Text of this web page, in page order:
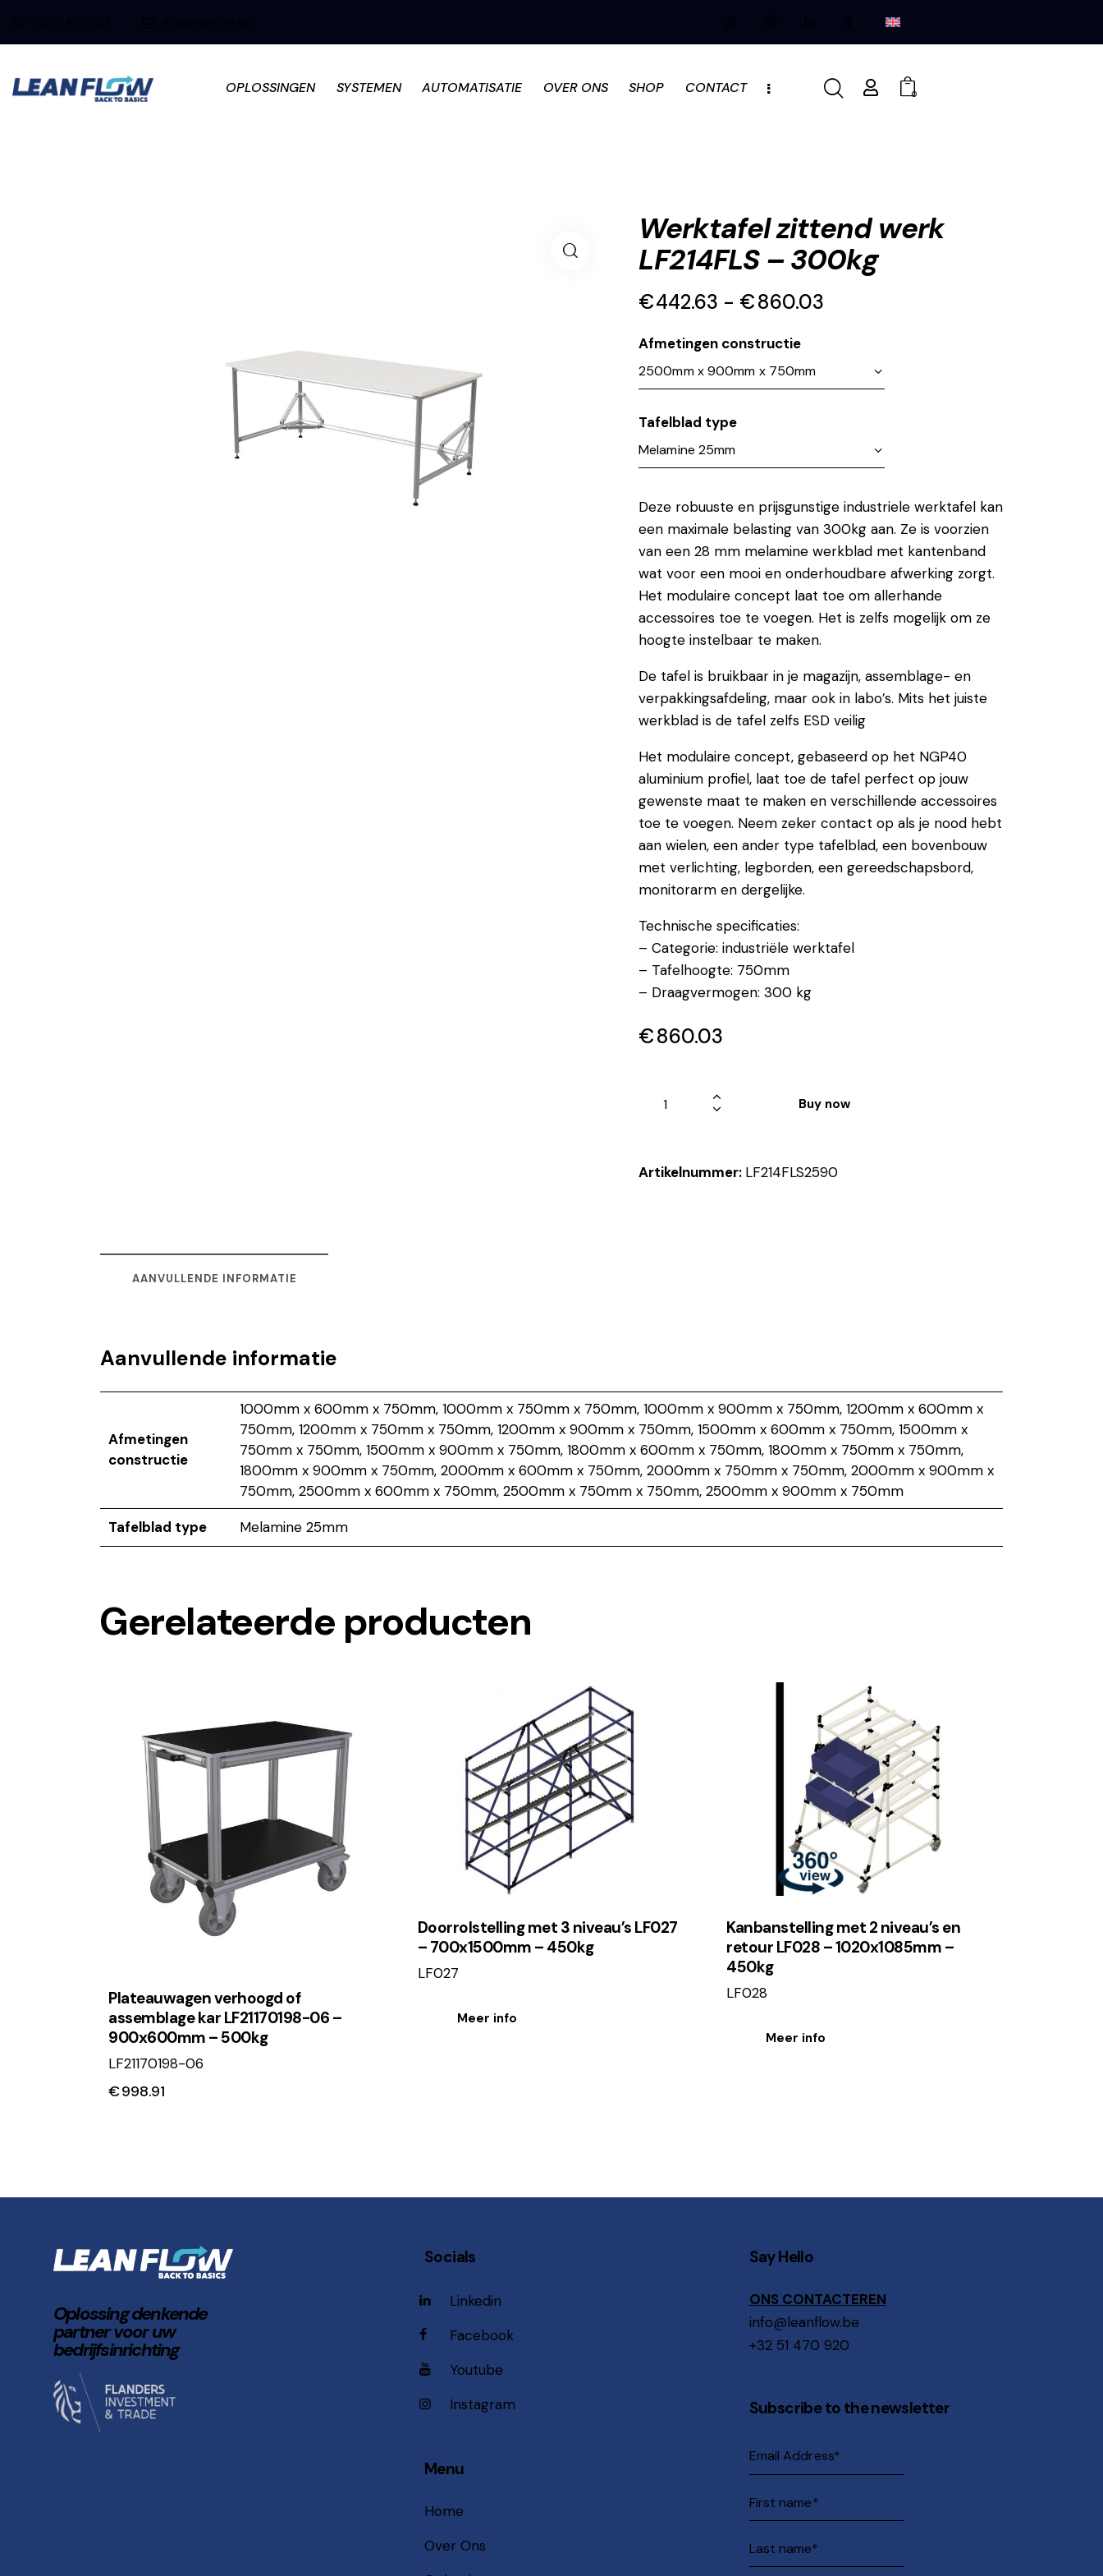
OPLOSSINGEN SYSTEMEN AUTOMATISATIE OVER ONS SHOP CONTACT 0
Werktafel zittend werk
LF214FLS – 300kg
€442.63 - €860.03
Afmetingen constructie
Tafelblad type
Deze robuuste en prijsgunstige industriele werktafel kan
een maximale belasting van 300kg aan. Ze is voorzien
van een 28 mm melamine werkblad met kantenband
wat voor een mooi en onderhoudbare afwerking zorgt.
Het modulaire concept laat toe om allerhande
accessoires toe te voegen. Het is zelfs mogelijk om ze
hoogte instelbaar te maken.
De tafel is bruikbaar in je magazijn, assemblage- en
verpakkingsafdeling, maar ook in labo’s. Mits het juiste
werkblad is de tafel zelfs ESD veilig
Het modulaire concept, gebaseerd op het NGP40
aluminium profiel, laat toe de tafel perfect op jouw
gewenste maat te maken en verschillende accessoires
toe te voegen. Neem zeker contact op als je nood hebt
aan wielen, een ander type tafelblad, een bovenbouw
met verlichting, legborden, een gereedschapsbord,
monitorarm en dergelijke.
Technische specificaties:
– Categorie: industriële werktafel
– Tafelhoogte: 750mm
– Draagvermogen: 300 kg
€860.03
Buy now
Artikelnummer: LF214FLS2590
AANVULLENDE INFORMATIE
Aanvullende informatie
Afmetingen
constructie
1000mm x 600mm x 750mm, 1000mm x 750mm x 750mm, 1000mm x 900mm x 750mm, 1200mm x 600mm x
750mm, 1200mm x 750mm x 750mm, 1200mm x 900mm x 750mm, 1500mm x 600mm x 750mm, 1500mm x
750mm x 750mm, 1500mm x 900mm x 750mm, 1800mm x 600mm x 750mm, 1800mm x 750mm x 750mm,
1800mm x 900mm x 750mm, 2000mm x 600mm x 750mm, 2000mm x 750mm x 750mm, 2000mm x 900mm x
750mm, 2500mm x 600mm x 750mm, 2500mm x 750mm x 750mm, 2500mm x 900mm x 750mm
Tafelblad type
Melamine 25mm
Gerelateerde producten
Plateauwagen verhoogd of
assemblage kar LF21170198-06 –
900x600mm – 500kg
LF21170198-06
€998.91
Doorrolstelling met 3 niveau’s LF027
– 700x1500mm – 450kg
LF027
Meer info
Kanbanstelling met 2 niveau’s en
retour LF028 – 1020x1085mm –
450kg
LF028
Meer info
Oplossing denkende
partner voor uw
bedrijfsinrichting
Socials
Linkedin
Facebook
Youtube
Instagram
Menu
Home
Over Ons
Say Hello
ONS CONTACTEREN
info@leanflow.be
+32 51 470 920
Subscribe to the newsletter